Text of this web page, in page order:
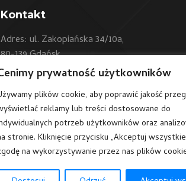
prywatność użytkowników
plików cookie, aby poprawić jakość
reklamy lub treści dostosowane do
potrzeb użytkowników oraz
stronie. Kliknięcie przycisku „Akceptuj
na wykorzystywanie przez nas plików
Kontakt
Adres: ul. Zakopiańska 34/10a,
80-139 Gdańsk
Telefon:+48 604 550 500
E-mail:sklep@art24.pl
/art24polska